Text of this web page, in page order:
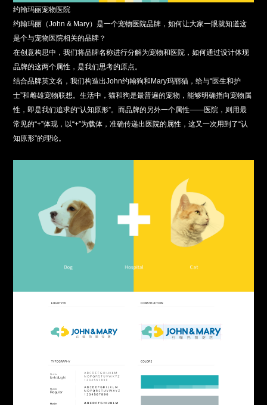
约翰玛丽宠物医院
约翰玛丽（John & Mary）是一个宠物医院品牌，如何让大家一眼就知道这
是个与宠物医院相关的品牌？
在创意构思中，我们将品牌名称进行分解为宠物和医院，如何通过设计体现
品牌的这两个属性，是我们思考的原点。
结合品牌英文名，我们构造出John约翰狗和Mary玛丽猫，给与“医生和护
士”和雌雄宠物联想。生活中，猫和狗是最普遍的宠物，能够明确指向宠物属
性，即是我们追求的“认知原形”。而品牌的另外一个属性——医院，则用最
常见的“+”体现，以“+”为载体，准确传递出医院的属性，这又一次用到了“认
知原形”的理论。